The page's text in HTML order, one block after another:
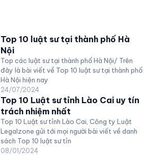
Top 10 luật sư tại thành phố Hà
Nội
Top các luật sư tại thành phố Hà Nội/ Trên
đây là bài viết về Top 10 luật sư tại thành phố
Hà Nội hiện nay
24/07/2024
Top 10 Luật sư tỉnh Lào Cai uy tín
trách nhiệm nhất
Top 10 Luật sư tỉnh Lào Cai, Công ty Luật
Legalzone gửi tới mọi người bài viết về danh
sách Top 10 luật sư tỉn
08/01/2024